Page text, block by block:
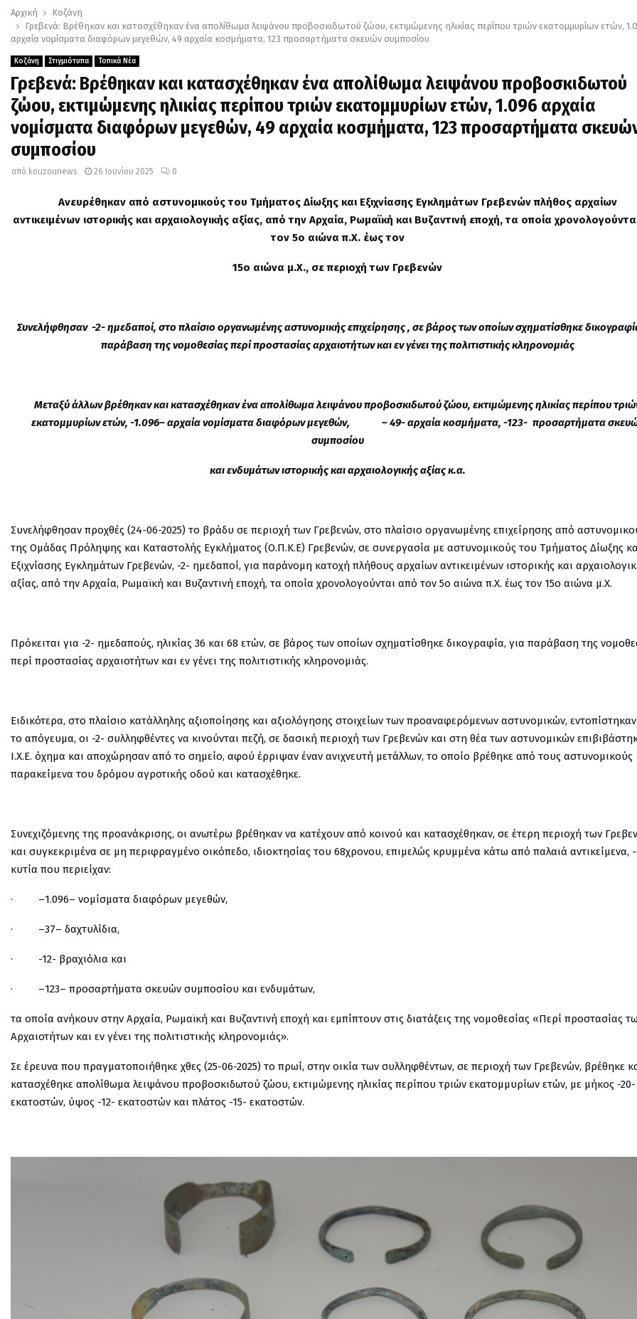
Αρχική
Κοζάνη
Γρεβενά: Βρέθηκαν και κατασχέθηκαν ένα απολίθωμα λειψάνου προβοσκιδωτού ζώου, εκτιμώμενης ηλικίας περίπου τριών εκατομμυρίων ετών,
αρχαία νομίσματα διαφόρων μεγεθών, 49 αρχαία κοσμήματα, 123 προσαρτήματα σκευών συμποσίου
Κοζάνη Στιγμιότυπα Τοπικά Νέα
Γρεβενά: Βρέθηκαν και κατασχέθηκαν ένα απολίθωμα λειψάνου προβοσκιδωτού
ζώου, εκτιμώμενης ηλικίας περίπου τριών εκατομμυρίων ετών, 1.096 αρχαία
νομίσματα διαφόρων μεγεθών, 49 αρχαία κοσμήματα, 123 προσαρτήματα
συμποσίου
από kouzounews 26 Ιουνίου 2025 0
Ανευρέθηκαν από αστυνομικούς του Τμήματος Δίωξης και Εξιχνίασης ΕγκλημάτωνΓρεβενώνπλήθος αρχαίων
αντικειμένων ιστορικής και αρχαιολογικής αξίας, από την Αρχαία, Ρωμαϊκή και Βυζαντινή εποχή,τα οποία
τον 5ο αιώνα π.Χ. έως τον
15ο αιώνα μ.Χ., σε περιοχή των Γρεβενών
Συνελήφθησαν -2- ημεδαποί, στο πλαίσιο οργανωμένης αστυνομικής επιχείρησης, σε βάρος τωνοποίωνσχηματίσθηκε
παράβαση της νομοθεσίας περί προστασίας αρχαιοτήτων και εν γένει της πολιτιστικής κληρονομιάς
Μεταξύ άλλωνβρέθηκαν και κατασχέθηκανένααπολίθωμα λειψάνου προβοσκιδωτούζώου, εκτιμώμενης ηλικίας περίπου
εκατομμυρίων ετών,-1.096– αρχαία νομίσματα διαφόρων μεγεθών, – 49- αρχαία κοσμήματα, -123- προσαρτήματα
συμποσίου
και ενδυμάτων ιστορικής και αρχαιολογικής αξίας κ.α.
Συνελήφθησαν προχθές (24-06-2025) το βράδυ σε περιοχή των Γρεβενών, στο πλαίσιο οργανωμένης επιχείρησης από
της Ομάδας Πρόληψης και Καταστολής Εγκλήματος (Ο.Π.Κ.Ε) Γρεβενών, σε συνεργασία με αστυνομικούς του Τμήματος Δίωξης
Εξιχνίασης Εγκλημάτων Γρεβενών, -2- ημεδαποί, για παράνομη κατοχή πλήθους αρχαίων αντικειμένων ιστορικής και
αξίας, από την Αρχαία, Ρωμαϊκή και Βυζαντινή εποχή, τα οποία χρονολογούνται από τον 5ο αιώνα π.Χ. έως τον 15ο αιώνα μ.Χ.
Πρόκειται για -2- ημεδαπούς, ηλικίας 36 και 68 ετών, σε βάρος των οποίων σχηματίσθηκε δικογραφία, για παράβαση της
περί προστασίας αρχαιοτήτων και εν γένει της πολιτιστικής κληρονομιάς.
Ειδικότερα, στο πλαίσιο κατάλληλης αξιοποίησης και αξιολόγησης στοιχείων των προαναφερόμενων αστυνομικών,
το απόγευμα, οι -2- συλληφθέντες να κινούνται πεζή, σε δασική περιοχή των Γρεβενών και στη θέα των αστυνομικών
Ι.Χ.Ε. όχημα και αποχώρησαν από το σημείο, αφού έρριψαν έναν ανιχνευτή μετάλλων, το οποίο βρέθηκε από τους αστυνομικούς
παρακείμενα του δρόμου αγροτικής οδού και κατασχέθηκε.
Συνεχιζόμενης της προανάκρισης, οι ανωτέρω βρέθηκαν να κατέχουν από κοινού και κατασχέθηκαν, σε έτερη περιοχή των
και συγκεκριμένα σε μη περιφραγμένο οικόπεδο, ιδιοκτησίας του 68χρονου, επιμελώς κρυμμένα κάτω από παλαιά αντικείμενα,
κυτία που περιείχαν:
· –1.096– νομίσματα διαφόρων μεγεθών,
· –37– δαχτυλίδια,
· -12- βραχιόλια και
· –123– προσαρτήματα σκευών συμποσίου και ενδυμάτων,
τα οποία ανήκουν στην Αρχαία, Ρωμαϊκή και Βυζαντινή εποχή και εμπίπτουν στις διατάξεις της νομοθεσίας «Περί προστασίας
Αρχαιοτήτων και εν γένει της πολιτιστικής κληρονομιάς».
Σε έρευνα που πραγματοποιήθηκε χθες (25-06-2025) το πρωί, στην οικία των συλληφθέντων, σε περιοχή των Γρεβενών, βρέθηκε
κατασχέθηκε απολίθωμα λειψάνου προβοσκιδωτού ζώου, εκτιμώμενης ηλικίας περίπου τριών εκατομμυρίων ετών, με μήκος -20-
εκατοστών, ύψος -12- εκατοστών και πλάτος -15- εκατοστών.